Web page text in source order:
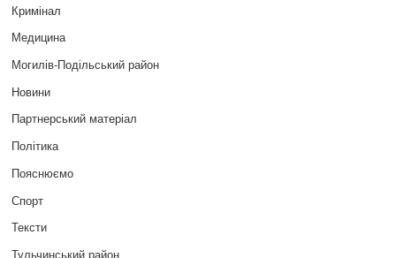
Кримінал
Медицина
Могилів-Подільський район
Новини
Партнерський матеріал
Політика
Пояснюємо
Спорт
Тексти
Тульчинський район